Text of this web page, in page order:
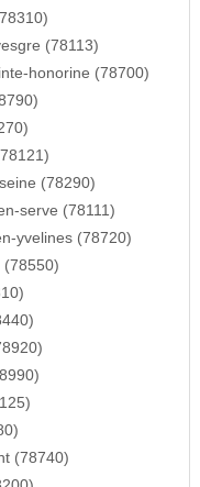
(78113)
honorine (78700)
(78290)
serve (78111)
yvelines (78720)
(78550)
(78740)